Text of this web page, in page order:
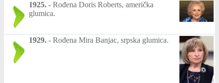
1925. - Rođena Doris Roberts, američka
glumica.
1929. - Rođena Mira Banjac, srpska glumica.